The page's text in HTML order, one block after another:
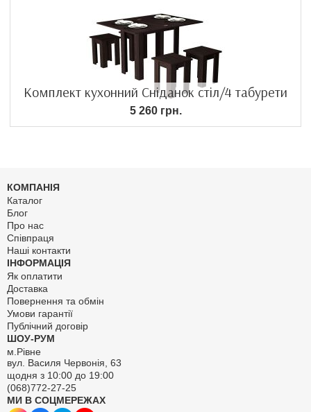
Комплект кухонний Сніданок стіл/4 табурети
5 260 грн.
КОМПАНІЯ
Каталог
Блог
Про нас
Співпраця
Наші контакти
ІНФОРМАЦІЯ
Як оплатити
Доставка
Повернення та обмін
Умови гарантії
Публічний договір
ШОУ-РУМ
м.Рівне
вул. Василя Червонія, 63
щодня з 10:00 до 19:00
(068)772-27-25
МИ В СОЦМЕРЕЖАХ